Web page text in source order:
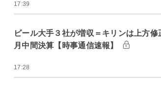
17:39
ビール大手３社が増収＝キリンは上方
月中間決算【時事通信速報】
17:28